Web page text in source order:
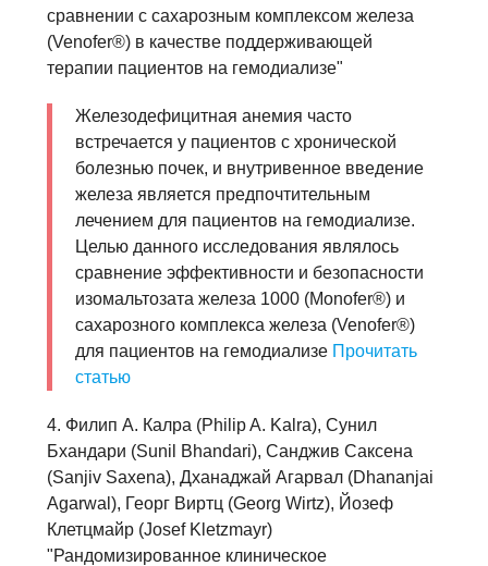
сравнении с сахарозным комплексом железа
(Venofer®) в качестве поддерживающей
терапии пациентов на гемодиализе"
Железодефицитная анемия часто
встречается у пациентов с хронической
болезнью почек, и внутривенное введение
железа является предпочтительным
лечением для пациентов на гемодиализе.
Целью данного исследования являлось
сравнение эффективности и безопасности
изомальтозата железа 1000 (Monofer®) и
сахарозного комплекса железа (Venofer®)
для пациентов на гемодиализе Прочитать
статью
4. Филип А. Калра (Philip A. Kalra), Сунил
Бхандари (Sunil Bhandari), Санджив Саксена
(Sanjiv Saxena), Дханаджай Агарвал (Dhananjai
Agarwal), Георг Виртц (Georg Wirtz), Йозеф
Клетцмайр (Josef Kletzmayr)
"Рандомизированное клиническое